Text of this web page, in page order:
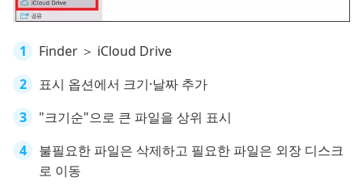
Finder ＞ iCloud Drive
표시 옵션에서 크기·날짜 추가
"크기순"으로 큰 파일을 상위 표시
불필요한 파일은 삭제하고 필요한 파일은 외장 디스크
로 이동